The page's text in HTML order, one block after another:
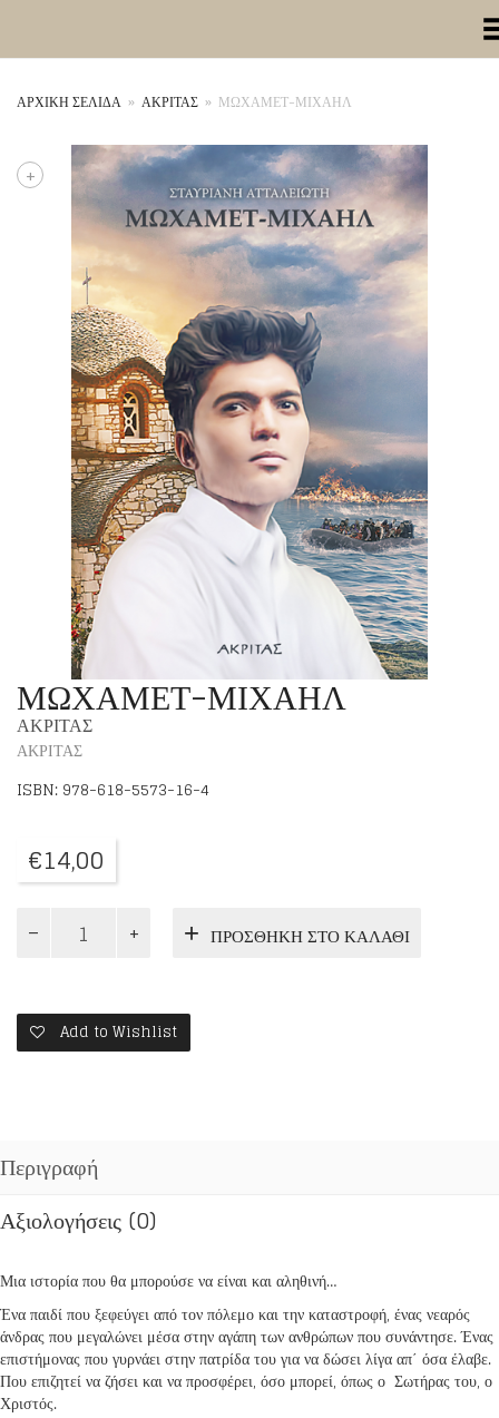
Toggle
ΑΡΧΙΚΉ ΣΕΛΊΔΑ » ΑΚΡΙΤΑΣ » ΜΩΧΑΜΕΤ-ΜΙΧΑΗΛ
+
ΜΩΧΑΜΕΤ-ΜΙΧΑΗΛ
ΑΚΡΙΤΑΣ
ΑΚΡΙΤΑΣ
ISBN: 978-618-5573-16-4
€14,00
ΜΙΧΑΗΛ
ΠΡΟΣΘΉΚΗ ΣΤΟ ΚΑΛΆΘΙ
Add to Wishlist
Περιγραφή
Αξιολογήσεις (0)
Μια ιστορία που θα μπορούσε να είναι και αληθινή…
Ένα παιδί που ξεφεύγει από τον πόλεμο και την καταστροφή, ένας νεαρός
άνδρας που μεγαλώνει μέσα στην αγάπη των ανθρώπων που συνάντησε. Ένας
επιστήμονας που γυρνάει στην πατρίδα του για να δώσει λίγα απ΄ όσα έλαβε.
Που επιζητεί να ζήσει και να προσφέρει, όσο μπορεί, όπως ο Σωτήρας του, ο
Χριστός.